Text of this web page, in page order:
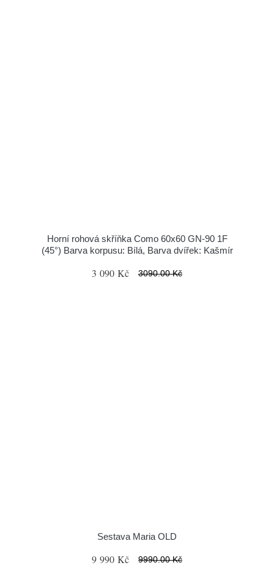
Horní rohová skříňka Como 60x60 GN-90 1F
(45°) Barva korpusu: Bílá, Barva dvířek: Kašmír
3 090 Kč 3090.00 Kč
Sestava Maria OLD
9 990 Kč 9990.00 Kč